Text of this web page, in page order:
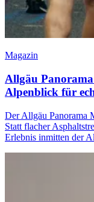
Magazin
Allgäu
Alpenblick für
Der Allgäu Panorama
Statt flacher
Erlebnis inmitten der